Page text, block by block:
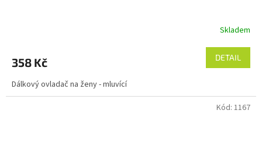
Skladem
358 Kč DETAIL
Dálkový ovladač na ženy - mluvící
Kód: 1167